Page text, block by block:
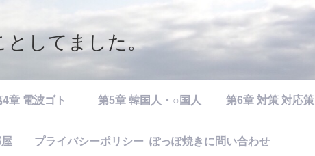
してました。
4章 電波ゴト 第5章 韓国人・○国人 第6章 対策 対応策
プライバシーポリシー ぽっぽ焼きに問い合わせ